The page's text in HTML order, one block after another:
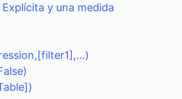
y una medida